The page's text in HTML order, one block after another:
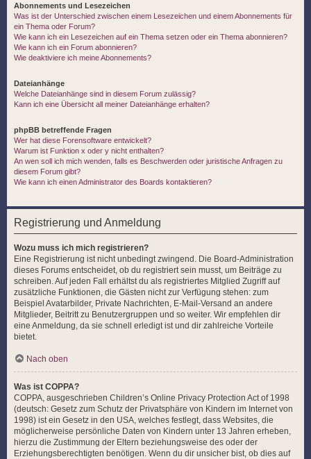
Abonnements und Lesezeichen
Was ist der Unterschied zwischen einem Lesezeichen und einem Abonnements für
ein Thema oder Forum?
Wie kann ich ein Lesezeichen auf ein Thema setzen oder ein Thema abonnieren?
Wie kann ich ein Forum abonnieren?
Wie deaktiviere ich meine Abonnements?
Dateianhänge
Welche Dateianhänge sind in diesem Forum zulässig?
Kann ich eine Übersicht all meiner Dateianhänge erhalten?
phpBB betreffende Fragen
Wer hat diese Forensoftware entwickelt?
Warum ist Funktion x oder y nicht enthalten?
An wen soll ich mich wenden, falls es Beschwerden oder juristische Anfragen zu
diesem Forum gibt?
Wie kann ich einen Administrator des Boards kontaktieren?
Registrierung und Anmeldung
Wozu muss ich mich registrieren?
Eine Registrierung ist nicht unbedingt zwingend. Die Board-Administration
dieses Forums entscheidet, ob du registriert sein musst, um Beiträge zu
schreiben. Auf jeden Fall erhältst du als registriertes Mitglied Zugriff auf
zusätzliche Funktionen, die Gästen nicht zur Verfügung stehen: zum
Beispiel Avatarbilder, Private Nachrichten, E-Mail-Versand an andere
Mitglieder, Beitritt zu Benutzergruppen und so weiter. Wir empfehlen dir
eine Anmeldung, da sie schnell erledigt ist und dir zahlreiche Vorteile
bietet.
Nach oben
Was ist COPPA?
COPPA, ausgeschrieben Children’s Online Privacy Protection Act of 1998
(deutsch: Gesetz zum Schutz der Privatsphäre von Kindern im Internet von
1998) ist ein Gesetz in den USA, welches festlegt, dass Websites, die
möglicherweise persönliche Daten von Kindern unter 13 Jahren erheben,
hierzu die Zustimmung der Eltern beziehungsweise des oder der
Erziehungsberechtigten benötigen. Wenn du dir unsicher bist, ob dies auf